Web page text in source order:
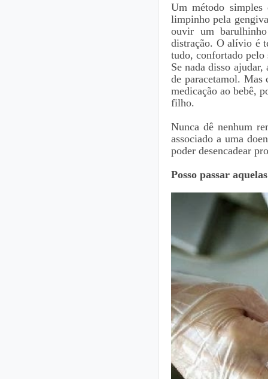
Um método simples
limpinho pela
ouvir um
distração. O alívio é
tudo, confortado pelo
Se nada disso
de paracetamol. Mas
medicação ao bebê,
filho.
Nunca dê nenhum
associado a uma
poder desencadear
Posso passar